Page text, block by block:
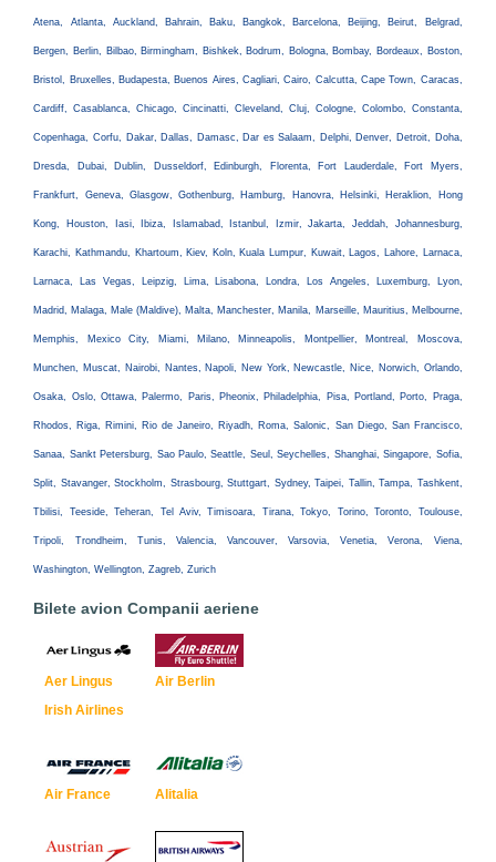
Atena, Atlanta, Auckland, Bahrain, Baku, Bangkok, Barcelona, Beijing, Beirut, Belgrad,
Bergen, Berlin, Bilbao, Birmingham, Bishkek, Bodrum, Bologna, Bombay, Bordeaux, Boston,
Bristol, Bruxelles, Budapesta, Buenos Aires, Cagliari, Cairo, Calcutta, Cape Town, Caracas,
Cardiff, Casablanca, Chicago, Cincinatti, Cleveland, Cluj, Cologne, Colombo, Constanta,
Copenhaga, Corfu, Dakar, Dallas, Damasc, Dar es Salaam, Delphi, Denver, Detroit, Doha,
Dresda, Dubai, Dublin, Dusseldorf, Edinburgh, Florenta, Fort Lauderdale, Fort Myers,
Frankfurt, Geneva, Glasgow, Gothenburg, Hamburg, Hanovra, Helsinki, Heraklion, Hong
Kong, Houston, Iasi, Ibiza, Islamabad, Istanbul, Izmir, Jakarta, Jeddah, Johannesburg,
Karachi, Kathmandu, Khartoum, Kiev, Koln, Kuala Lumpur, Kuwait, Lagos, Lahore, Larnaca,
Larnaca, Las Vegas, Leipzig, Lima, Lisabona, Londra, Los Angeles, Luxemburg, Lyon,
Madrid, Malaga, Male (Maldive), Malta, Manchester, Manila, Marseille, Mauritius, Melbourne,
Memphis, Mexico City, Miami, Milano, Minneapolis, Montpellier, Montreal, Moscova,
Munchen, Muscat, Nairobi, Nantes, Napoli, New York, Newcastle, Nice, Norwich, Orlando,
Osaka, Oslo, Ottawa, Palermo, Paris, Pheonix, Philadelphia, Pisa, Portland, Porto, Praga,
Rhodos, Riga, Rimini, Rio de Janeiro, Riyadh, Roma, Salonic, San Diego, San Francisco,
Sanaa, Sankt Petersburg, Sao Paulo, Seattle, Seul, Seychelles, Shanghai, Singapore, Sofia,
Split, Stavanger, Stockholm, Strasbourg, Stuttgart, Sydney, Taipei, Tallin, Tampa, Tashkent,
Tbilisi, Teeside, Teheran, Tel Aviv, Timisoara, Tirana, Tokyo, Torino, Toronto, Toulouse,
Tripoli, Trondheim, Tunis, Valencia, Vancouver, Varsovia, Venetia, Verona, Viena,
Washington, Wellington, Zagreb, Zurich
Bilete avion Companii aeriene
Aer Lingus
Irish Airlines
Air Berlin
Air France Alitalia